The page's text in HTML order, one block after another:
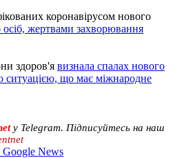
коронавірусом нового
осіб, жертвами захворювання
здоров'я визнала спалах нового
ситуацією, що має міжнародне
у Telegram. Підписуйтесь на наш
Google News